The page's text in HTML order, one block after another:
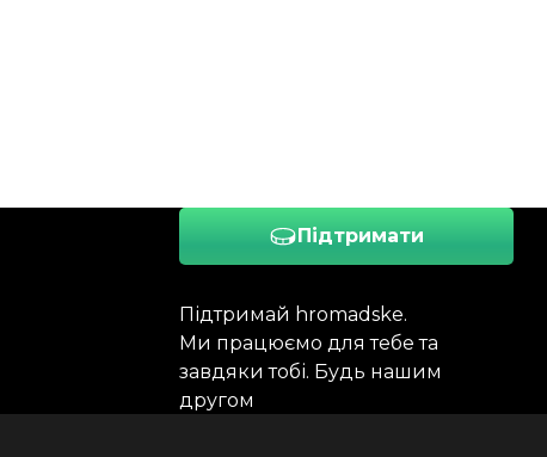
Підтримати
Підтримай hromadske.
Ми працюємо для тебе та
завдяки тобі. Будь нашим
другом